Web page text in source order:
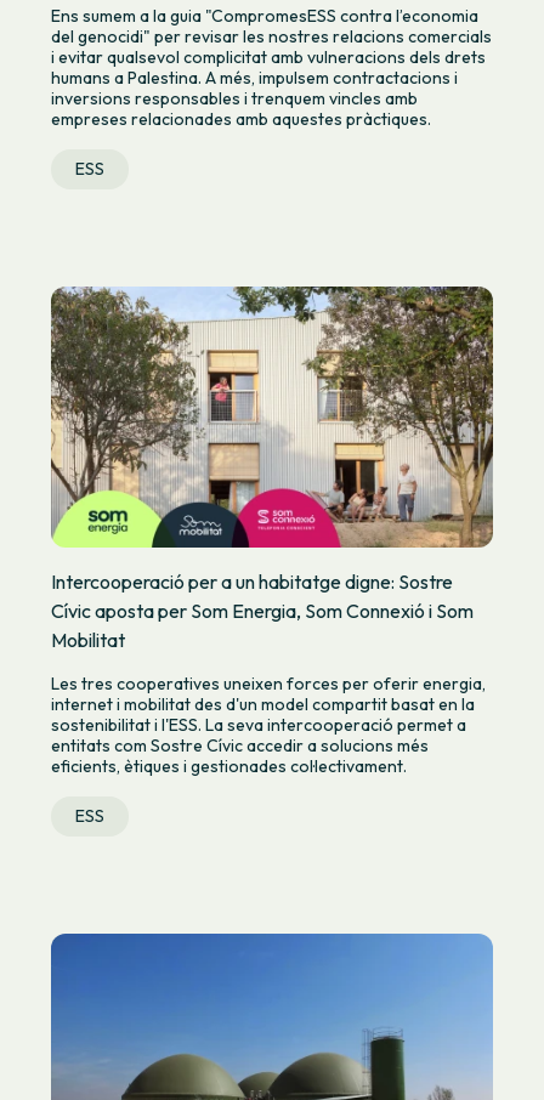
Ens sumem a la guia "CompromesESS contra l’economia
del genocidi" per revisar les nostres relacions comercials
i evitar qualsevol complicitat amb vulneracions dels drets
humans a Palestina. A més, impulsem contractacions i
inversions responsables i trenquem vincles amb
empreses relacionades amb aquestes pràctiques.
ESS
Intercooperació per a un habitatge digne: Sostre
Cívic aposta per Som Energia, Som Connexió i Som
Mobilitat
Les tres cooperatives uneixen forces per oferir energia,
internet i mobilitat des d'un model compartit basat en la
sostenibilitat i l'ESS. La seva intercooperació permet a
entitats com Sostre Cívic accedir a solucions més
eficients, ètiques i gestionades col·lectivament.
ESS